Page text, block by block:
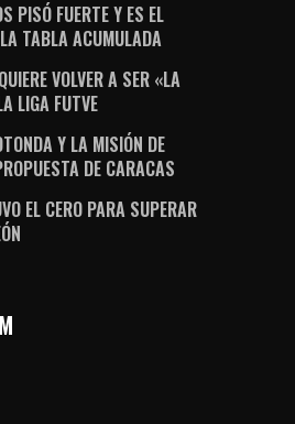
PISÓ FUERTE Y ES EL
TABLA ACUMULADA
VOLVER A SER «LA
LIGA FUTVE
Y LA MISIÓN DE
DE CARACAS
EL CERO PARA SUPERAR